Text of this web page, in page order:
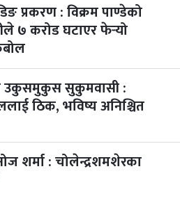
2026
२ महिना बाँकी
२ महिना बाँकी
8, 2026
३ महिना बाँकी
प्रकरण : विक्रम पाण्डेको
७ करोड घटाएर फेर्‍यो
उकुसमुकुस सुकुमवासी :
ठिक, भविष्य अनिश्चित
शर्मा : चोलेन्द्रशमशेरका